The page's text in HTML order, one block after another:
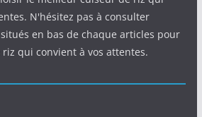
N'hésitez pas à consulter
en bas de chaque articles pour
qui convient à vos attentes.